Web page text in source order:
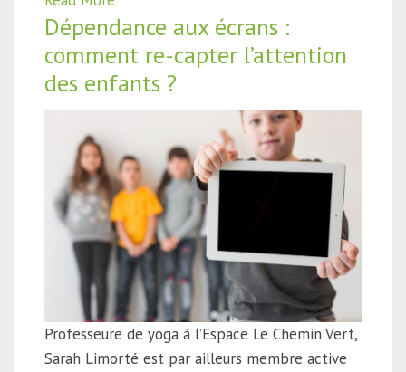
Dépendance aux écrans :
comment re-capter l’attention
des enfants ?
Professeure de yoga à l’Espace Le Chemin Vert,
Sarah Limorté est par ailleurs membre active